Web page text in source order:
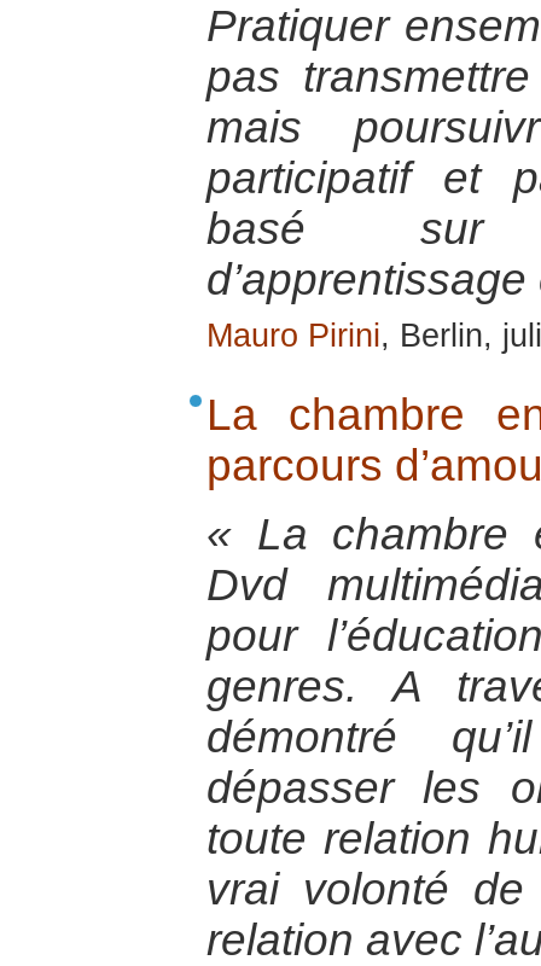
Pratiquer
pas
mais
participatif et
basé sur
Mauro Pirini, Berlin,
La chambre
parcours
« La chambre
Dvd
pour
genres. A
démontré
dépasser les
toute relation
vrai volonté
relation avec